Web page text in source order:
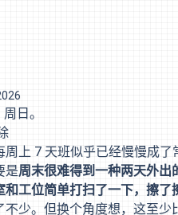
日。
上 7 天班似乎已经慢慢成
是周末很难得到一种两天外出
工位简单打扫了一下，擦了
少。但换个角度想，这至